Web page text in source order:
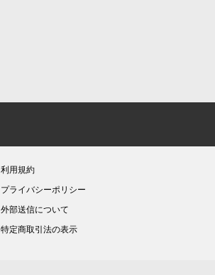
利用規約
プライバシーポリシー
外部送信について
特定商取引法の表示